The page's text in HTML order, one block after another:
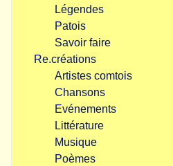
Légendes
Patois
Savoir faire
Re.créations
Artistes comtois
Chansons
Evénements
Littérature
Musique
Poèmes